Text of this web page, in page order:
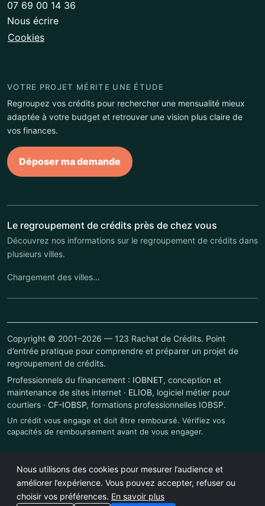
07 69 00 14 36
Nous écrire
Cookies
VOTRE PROJET MÉRITE UNE ÉTUDE
Regroupez vos crédits pour rechercher une mensualité mieux
adaptée à votre budget et retrouver une vision plus claire de
vos finances.
Déposer ma demande
Le regroupement de crédits près de chez vous
Découvrez nos informations sur le regroupement de crédits dans
plusieurs villes.
Chargement des villes…
Copyright © 2001–2026 — 123 Rachat de Crédits. Point
d’entrée pratique pour comprendre et préparer un projet de
regroupement de crédits.
Professionnels du financement : IOBNET, conception et
maintenance de sites internet · ELIOB, logiciel métier pour
courtiers · CF-IOBSP, formations professionnelles IOBSP.
Un crédit vous engage et doit être remboursé. Vérifiez vos
capacités de remboursement avant de vous engager.
Nous utilisons des cookies pour mesurer l’audience et
améliorer l’expérience. Vous pouvez accepter, refuser ou
choisir vos préférences. En savoir plus